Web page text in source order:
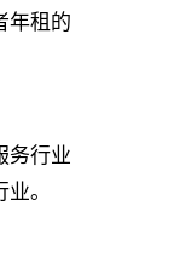
年租的
务行业
。